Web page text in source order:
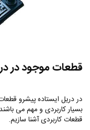
قطعات موجود در
در دریل ایستاده پیشرو
بسیار کاربردی و مهم می
قطعات کاربردی آشنا سازیم.